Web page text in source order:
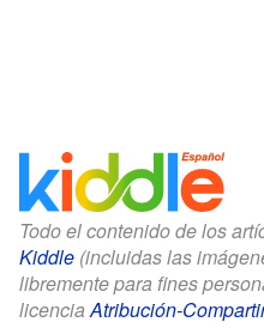
Todo el contenido de los
Kiddle (incluidas las
libremente para fines
licenciaAtribución-